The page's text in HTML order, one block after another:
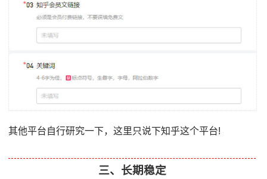
其他平台自行研究一下，这里只说下知乎这个平台!
三、长期稳定